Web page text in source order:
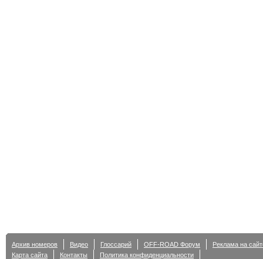
Архив номеров Видео Глоссарий OFF-ROAD Форум
Реклама на
Карта сайта
Контакты Политика конфиденциальности